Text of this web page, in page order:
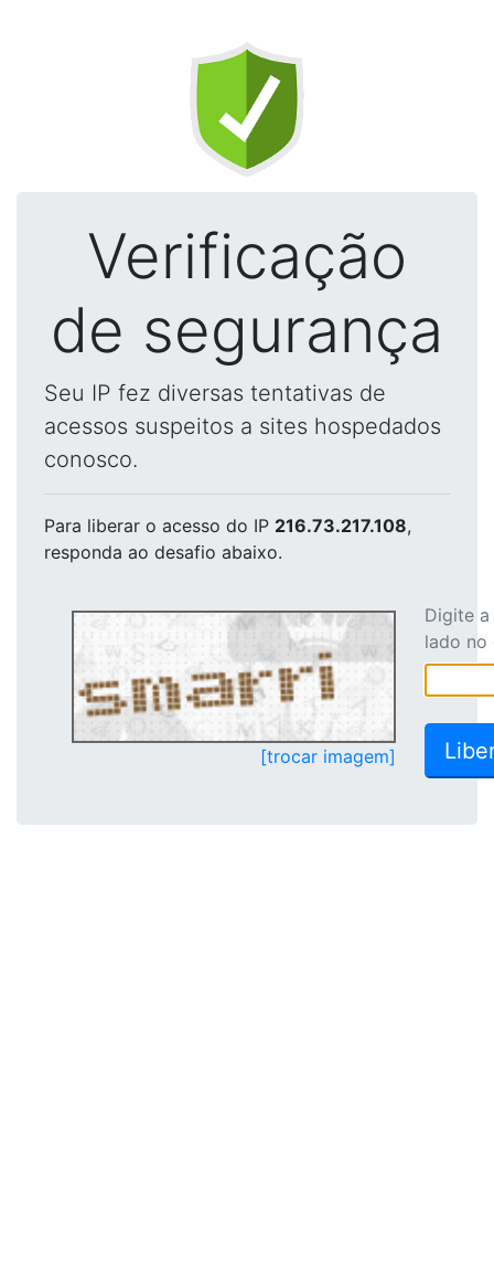
Verificação
de segurança
Seu IP fez diversas tentativas de
acessos suspeitos a sites hospedados
conosco.
Para liberar o acesso do IP 216.73.217.108,
responda ao desafio abaixo.
[trocar imagem]
Digite
lado no